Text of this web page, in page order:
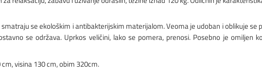
se ekološkim i antibakterijskim materijalom. Veoma je udoban i oblikuje
se održava. Uprkos veličini, lako se pomera, prenosi. Posebno je
visina 130 cm, obim 320cm.